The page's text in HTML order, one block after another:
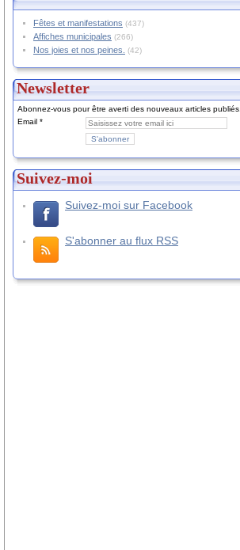
Fêtes et manifestations (437)
Affiches municipales (266)
Nos joies et nos peines. (42)
Newsletter
Abonnez-vous pour être averti des nouveaux articles publiés.
Email
Suivez-moi
Suivez-moi sur Facebook
S'abonner au flux RSS